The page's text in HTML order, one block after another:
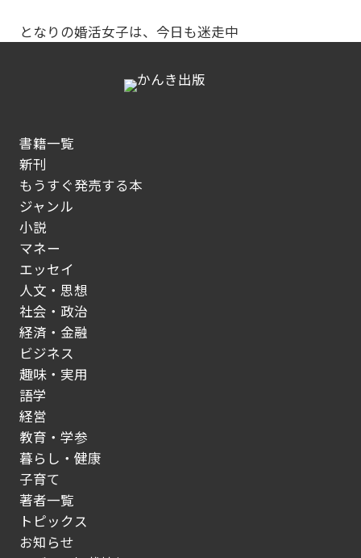
となりの婚活女子は、今日も迷走中
書籍一覧
新刊
もうすぐ発売する本
ジャンル
小説
マネー
エッセイ
人文・思想
社会・政治
経済・金融
ビジネス
趣味・実用
語学
経営
教育・学参
暮らし・健康
子育て
著者一覧
トピックス
お知らせ